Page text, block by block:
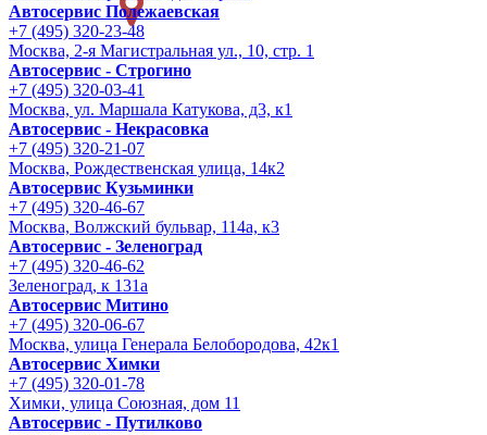
Автосервис Полежаевская
+7 (495) 320-23-48
Москва, 2-я Магистральная ул., 10, стр. 1
Автосервис - Строгино
+7 (495) 320-03-41
Москва, ул. Маршала Катукова, д3, к1
Автосервис - Некрасовка
+7 (495) 320-21-07
Москва, Рождественская улица, 14к2
Автосервис Кузьминки
+7 (495) 320-46-67
Москва, Волжский бульвар, 114а, к3
Автосервис - Зеленоград
+7 (495) 320-46-62
Зеленоград, к 131а
Автосервис Митино
+7 (495) 320-06-67
Москва, улица Генерала Белобородова, 42к1
Автосервис Химки
+7 (495) 320-01-78
Химки, улица Союзная, дом 11
Автосервис - Путилково